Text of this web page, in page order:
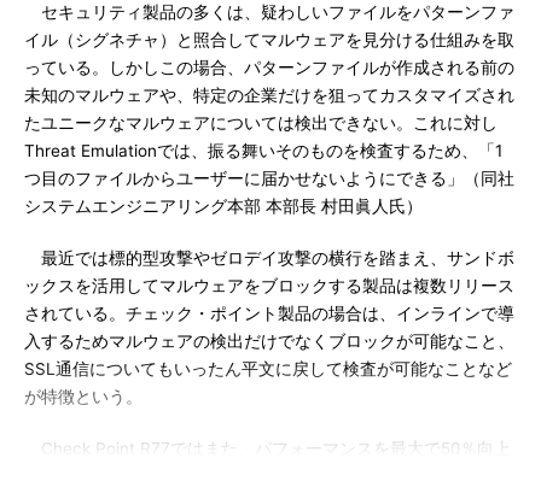
セキュリティ製品の多くは、疑わしいファイルをパターンファ
イル（シグネチャ）と照合してマルウェアを見分ける仕組みを取
っている。しかしこの場合、パターンファイルが作成される前の
未知のマルウェアや、特定の企業だけを狙ってカスタマイズされ
たユニークなマルウェアについては検出できない。これに対し
Threat Emulationでは、振る舞いそのものを検査するため、「1
つ目のファイルからユーザーに届かせないようにできる」（同社
システムエンジニアリング本部 本部長 村田眞人氏）
最近では標的型攻撃やゼロデイ攻撃の横行を踏まえ、サンドボ
ックスを活用してマルウェアをブロックする製品は複数リリース
されている。チェック・ポイント製品の場合は、インラインで導
入するためマルウェアの検出だけでなくブロックが可能なこと、
SSL通信についてもいったん平文に戻して検査が可能なことなど
が特徴という。
Check Point R77ではまた、パフォーマンスを最大で50％向上